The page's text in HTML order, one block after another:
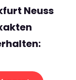
Neuss